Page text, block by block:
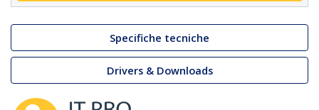
Specifiche tecniche
Drivers & Downloads